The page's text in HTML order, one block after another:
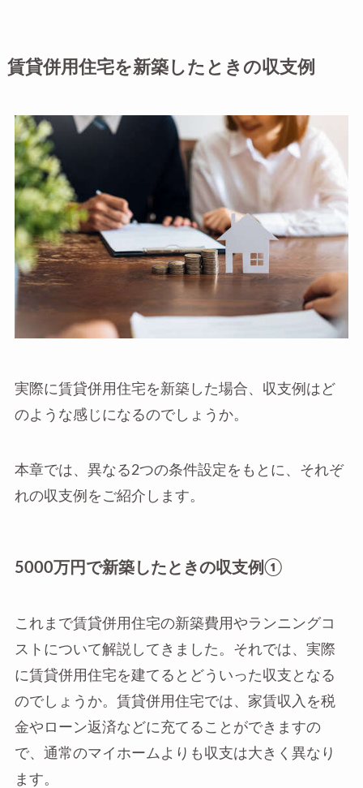
賃貸併用住宅を新築したときの収支例
実際に賃貸併用住宅を新築した場合、収支例はど
のような感じになるのでしょうか。
本章では、異なる2つの条件設定をもとに、それぞ
れの収支例をご紹介します。
5000万円で新築したときの収支例①
これまで賃貸併用住宅の新築費用やランニングコ
ストについて解説してきました。それでは、実際
に賃貸併用住宅を建てるとどういった収支となる
のでしょうか。賃貸併用住宅では、家賃収入を税
金やローン返済などに充てることができますの
で、通常のマイホームよりも収支は大きく異なり
ます。